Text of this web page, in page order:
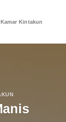
Kintakun